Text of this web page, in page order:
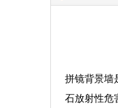
拼镜背景墙
石放射性危